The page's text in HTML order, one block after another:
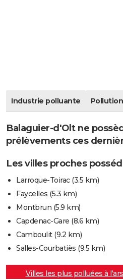
Industrie polluante
Balaguier-d'Olt ne
prélèvements ces
Les villes proches
Larroque-Toirac (3.5 km)
Faycelles (5.3 km)
Montbrun (5.9 km)
Capdenac-Gare (8.6 km)
Camboulit (9.2 km)
Salles-Courbatiès (9.5 km)
Villes les plus polluées à